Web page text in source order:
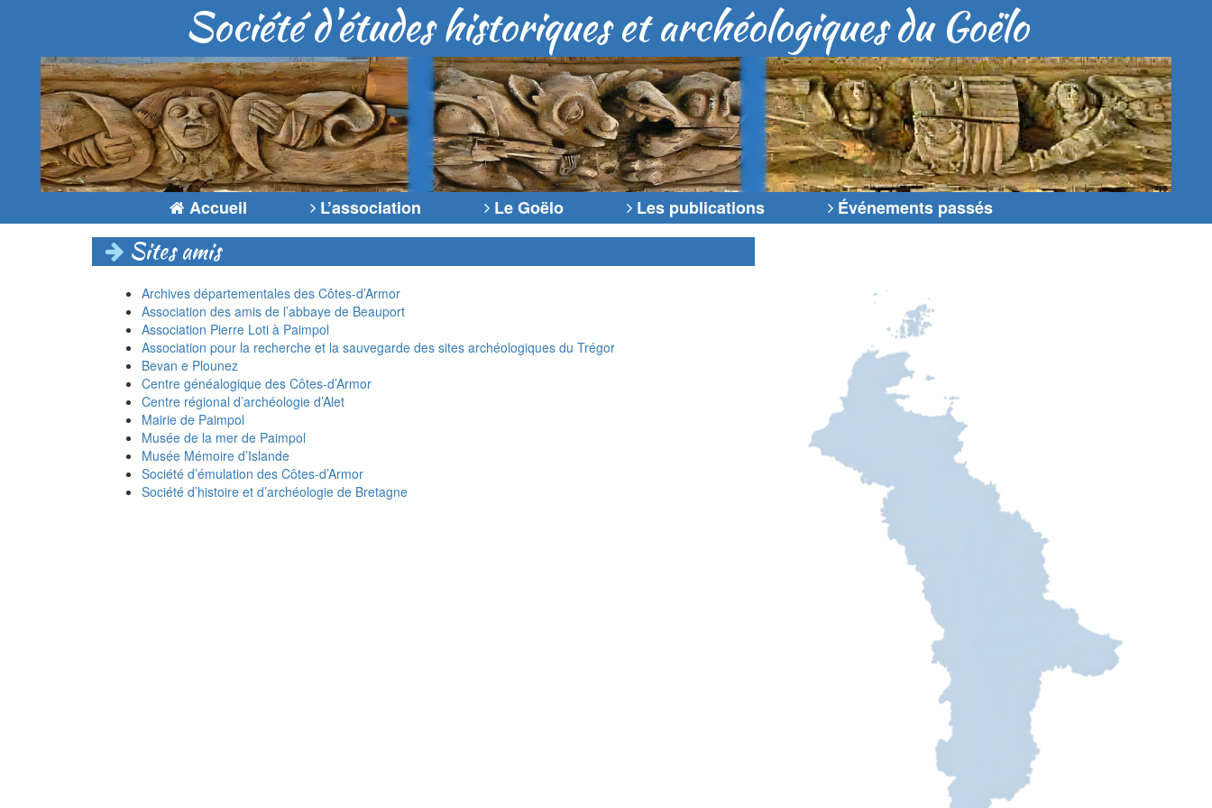
Société d'études historiques et archéologiques du Goëlo
Accueil L’association Le Goëlo Les publications Événements passés
Sites amis
Archives départementales des Côtes-d’Armor
Association des amis de l’abbaye de Beauport
Association Pierre Loti à Paimpol
Association pour la recherche et la sauvegarde des sites archéologiques du Trégor
Bevan e Plounez
Centre généalogique des Côtes-d’Armor
Centre régional d’archéologie d’Alet
Mairie de Paimpol
Musée de la mer de Paimpol
Musée Mémoire d’Islande
Société d’émulation des Côtes-d’Armor
Société d’histoire et d’archéologie de Bretagne